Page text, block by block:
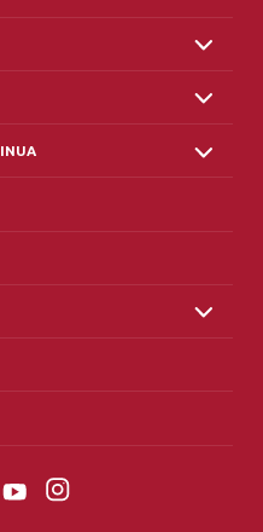
YouTubeInstagram